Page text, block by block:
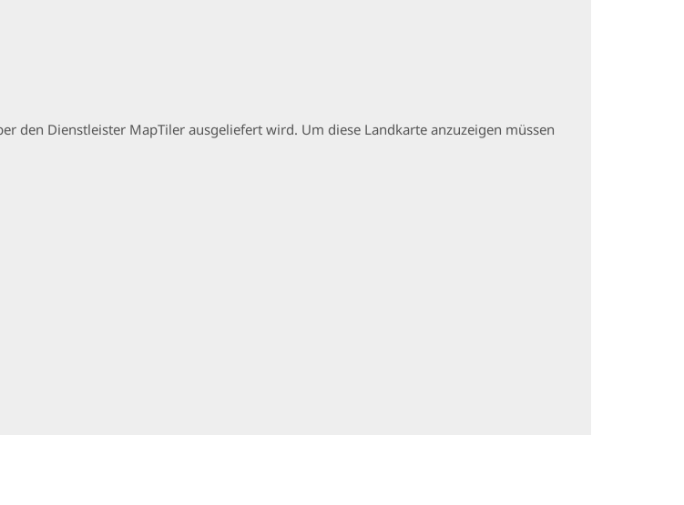
den Dienstleister MapTiler ausgeliefert wird. Um diese Landkarte anzuzeigen müssen